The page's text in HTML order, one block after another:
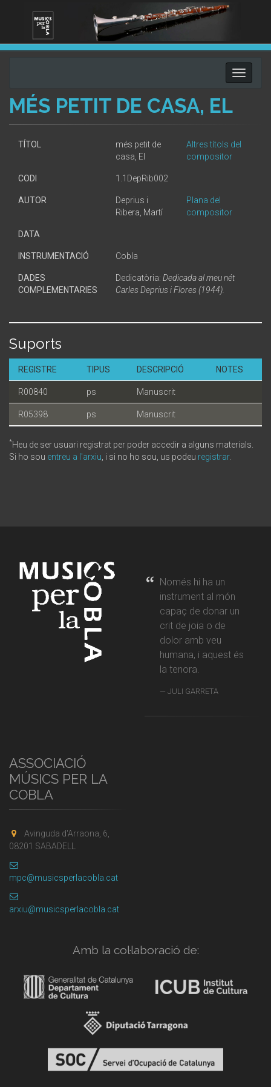
Toggle
MÉS PETIT DE CASA, EL
TÍTOL
més petit de
casa, El
Altres títols del
compositor
CODI 1.1DepRib002
AUTOR
Deprius i
Ribera, Martí
Plana del
compositor
DATA
INSTRUMENTACIÓ Cobla
DADES
COMPLEMENTARIES
Dedicatòria: Dedicada al meu nét
Carles Deprius i Flores (1944).
Suports
REGISTRE TIPUS DESCRIPCIÓ NOTES
R00840 ps Manuscrit
R05398 ps Manuscrit
*Heu de ser usuari registrat per poder accedir a alguns materials.
Si ho sou entreu a l'arxiu , i si no ho sou, us podeu registrar.
Només hi ha un
instrument al món
capaç de donar un
crit de joia o de
dolor amb veu
humana, i aquest és
la tenora.
JULI GARRETA
ASSOCIACIÓ
MÚSICS PER LA
COBLA
Avinguda d'Arraona, 6,
08201 SABADELL
mpc@musicsperlacobla.cat
arxiu@musicsperlacobla.cat
Amb la col·laboració de: